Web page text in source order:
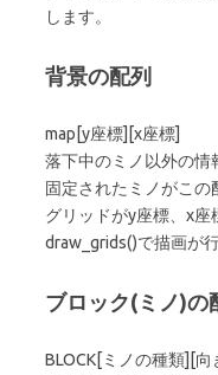
します。
背景の配列
map[y座標][x座標]
落下中のミノ以外の情
固定されたミノがこ
グリッドがy座標、x座
draw_grids()で描画が
ブロック(ミノ)の
BLOCK[ミノの種類][